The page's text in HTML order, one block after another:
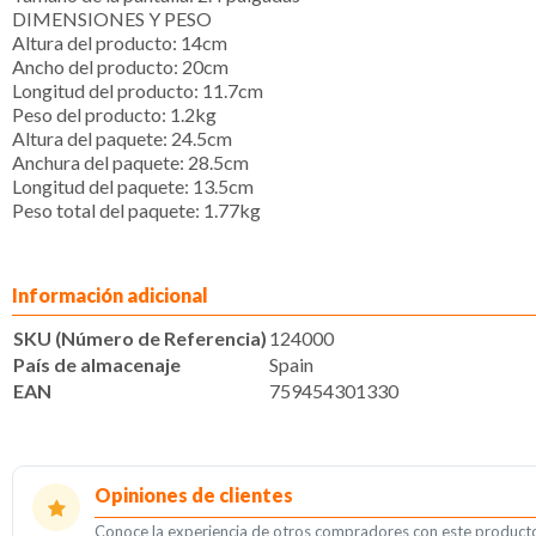
DIMENSIONES Y PESO
Altura del producto: 14cm
Ancho del producto: 20cm
Longitud del producto: 11.7cm
Peso del producto: 1.2kg
Altura del paquete: 24.5cm
Anchura del paquete: 28.5cm
Longitud del paquete: 13.5cm
Peso total del paquete: 1.77kg
Información adicional
SKU (Número de Referencia) 124000
País de almacenaje
Spain
EAN
759454301330
Opiniones de clientes
Conoce la experiencia de otros compradores con este